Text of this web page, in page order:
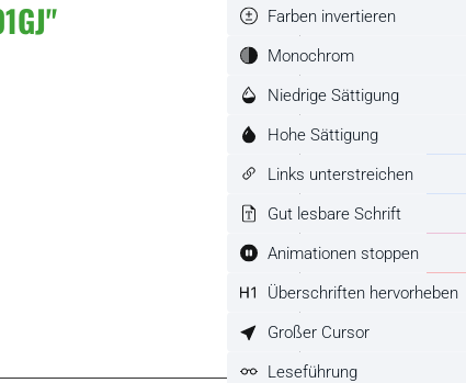
Farben invertieren
Monochrom
Niedrige Sättigung
Hohe Sättigung
Links unterstreichen
Gut lesbare Schrift
Animationen stoppen
Überschriften hervorheben
Großer Cursor
Leseführung